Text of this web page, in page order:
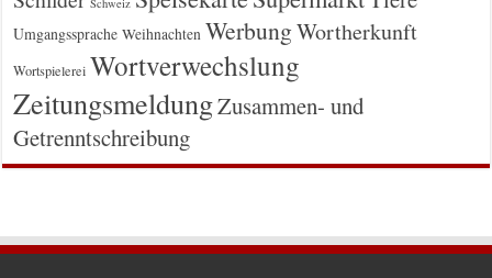
Umgangssprache Weihnachten WerbungWortherkunft
Wortspielerei Wortverwechslung
ZeitungsmeldungZusammen- und
Getrenntschreibung